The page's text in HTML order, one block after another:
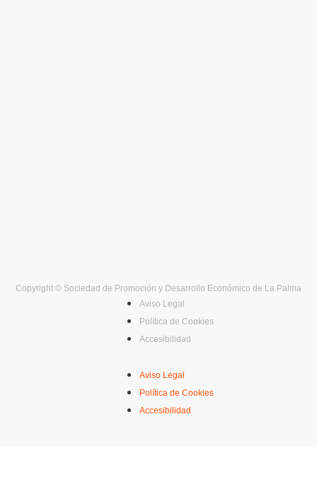
Copyright © Sociedad de Promoción y Desarrollo Económico de La Palma
Aviso Legal
Política de Cookies
Accesibilidad
Aviso Legal
Política de Cookies
Accesibilidad